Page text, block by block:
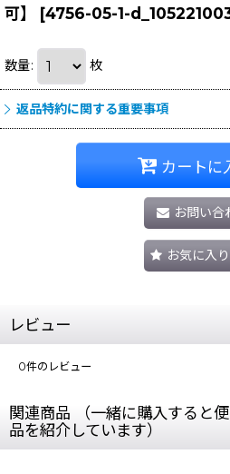
可】
[4756-05-1-
数量: 枚
返品特約に関する重要事項
カートに
お問い合
お気に入
レビュー
0件のレビュー
関連商品 （一緒に購入すると
品を紹介しています）